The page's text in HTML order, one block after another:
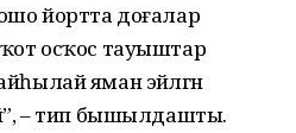
йортта доғалар
ҡот осҡос тауыштар
яман эйәләгән
– тип бышылдашты.